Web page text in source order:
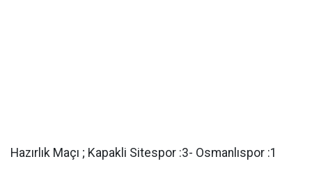
Hazırlık Maçı ; Kapakli Sitespor :3- Osmanlıspor :1